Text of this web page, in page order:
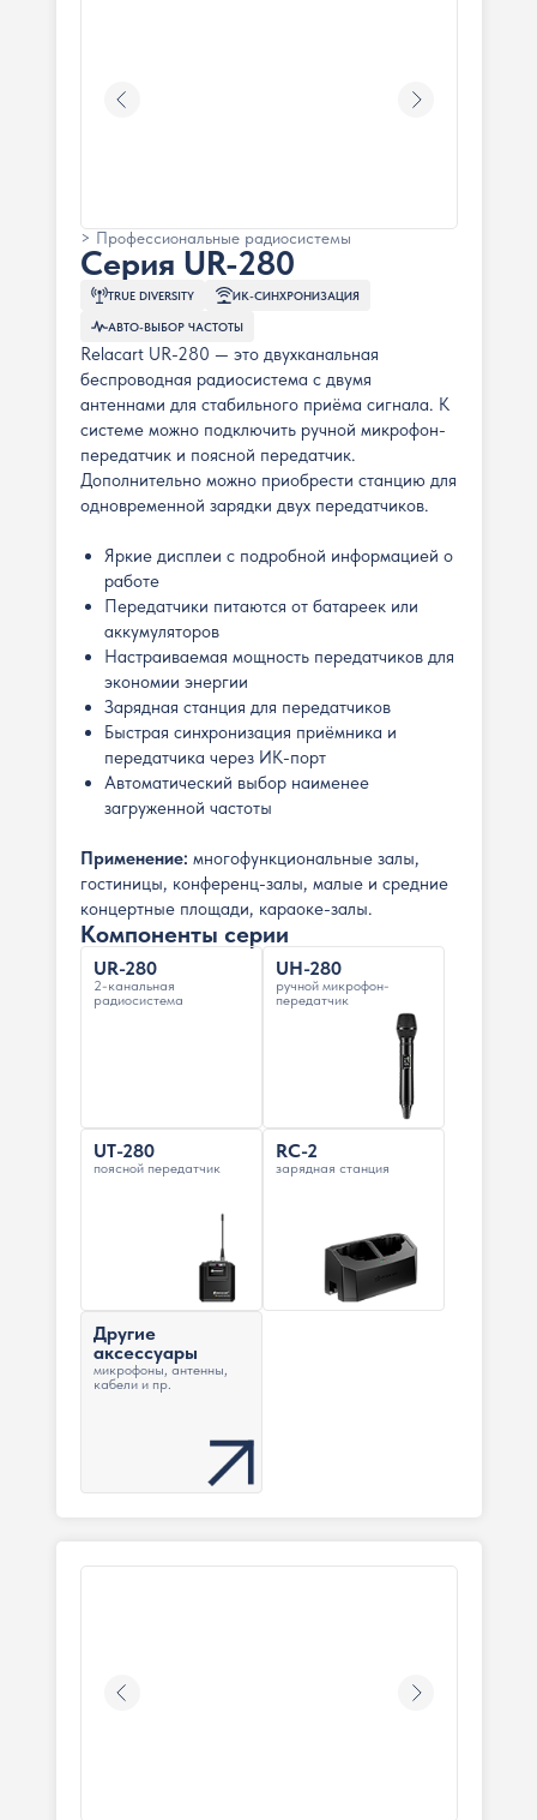
> Профессиональные радиосистемы
Серия UR-280
TRUE DIVERSITY ИК-СИНХРОНИЗАЦИЯ
АВТО-ВЫБОР ЧАСТОТЫ
Relacart UR-280 — это двухканальная
беспроводная радиосистема с двумя
антеннами для стабильного приёма сигнала. К
системе можно подключить ручной микрофон-
передатчик и поясной передатчик.
Дополнительно можно приобрести станцию для
одновременной зарядки двух передатчиков.
Яркие дисплеи с подробной информацией о
работе
Передатчики питаются от батареек или
аккумуляторов
Настраиваемая мощность передатчиков для
экономии энергии
Зарядная станция для передатчиков
Быстрая синхронизация приёмника и
передатчика через ИК-порт
Автоматический выбор наименее
загруженной частоты
Применение: многофункциональные залы,
гостиницы, конференц-залы, малые и средние
концертные площади, караоке-залы.
Компоненты серии
UR-280
2-канальная
радиосистема
UH-280
ручной микрофон-
передатчик
UT-280
поясной передатчик
RC-2
зарядная станция
Другие
аксессуары
микрофоны, антенны,
кабели и пр.